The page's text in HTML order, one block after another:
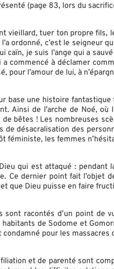
(page 83, lors du
vieillard, tuer ton propre fils,
ordonné, c’est le seigneur
caïn, je suis l’ange qui a
a commencé à déclamer
pour l’amour de lui, à
base une histoire
Ainsi de l’arche de Noé,
bêtes ! Les nombreuses
de désacralisation des
féministe, les femmes
qui est attaqué :
Ce dernier point fait l’objet
que Dieu puisse en faire
sont racontés d’un point de
de Sodome et
condamné pour les
et de parenté sont